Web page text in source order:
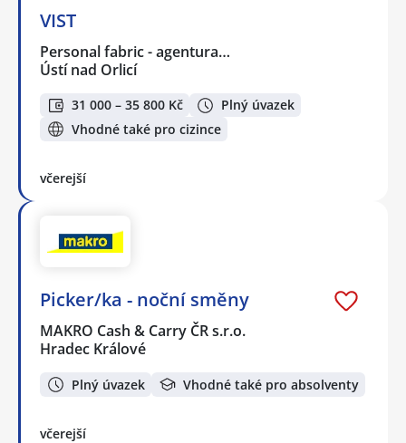
VIST
Personal fabric - agentura…
Ústí nad Orlicí
31 000 – 35 800 Kč
Plný úvazek
Vhodné také pro cizince
včerejší
Picker/ka - noční směny
MAKRO Cash & Carry ČR s.r.o.
Hradec Králové
Plný úvazek Vhodné také pro absolventy
včerejší